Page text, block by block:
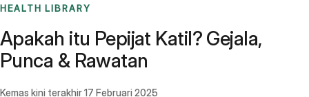
HEALTH LIBRARY
Apakah itu Pepijat Katil? Gejala,
Punca & Rawatan
Kemas kini terakhir17 Februari 2025